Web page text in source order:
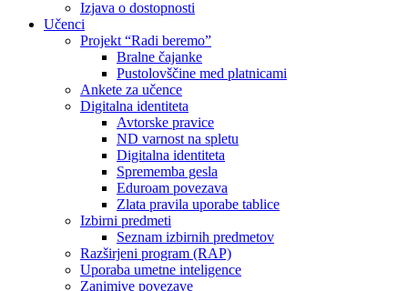
Izjava o dostopnosti
Učenci
Projekt “Radi beremo”
Bralne čajanke
Pustolovščine med platnicami
Ankete za učence
Digitalna identiteta
Avtorske pravice
ND varnost na spletu
Digitalna identiteta
Sprememba gesla
Eduroam povezava
Zlata pravila uporabe tablice
Izbirni predmeti
Seznam izbirnih predmetov
Razširjeni program (RAP)
Uporaba umetne inteligence
Zanimive povezave